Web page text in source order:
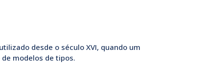
desde o século XVI, quando um
modelos de tipos.